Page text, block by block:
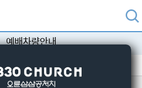
예배차량안내